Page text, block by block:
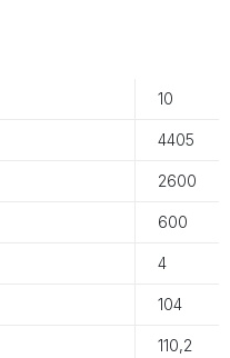
10
4405
2600
600
4
104
110,2